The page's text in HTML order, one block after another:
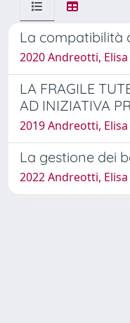
La compatibilità
2020 Andreotti, Elisa
LA FRAGILE
AD INIZIATIVA
2019 Andreotti, Elisa
La gestione dei
2022 Andreotti, Elisa